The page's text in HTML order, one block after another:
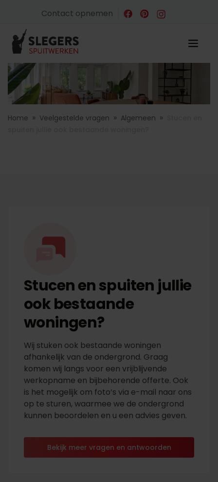
Contact opnemen
Home » Veelgestelde vragen » Algemeen »
Stucen en spuiten jullie
ook bestaande
woningen?
Wij stuken ook bestaande woningen
afhankelijk van de ondergrond. Graag
komen wij langs voor een vrijblijvende
werkopname en bijbehorende offerte. Ook
is het mogelijk om foto’s via e-mail naar ons
op te sturen, waarmee we de ondergrond
kunnen beoordelen en u een advies geven.
Bekijk meer vragen en antwoorden